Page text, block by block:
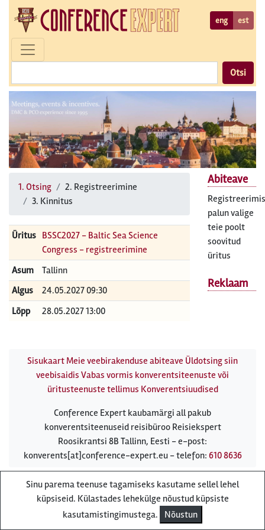
eng est
Otsi
1. Otsing
2. Registreerimine
3. Kinnitus
Üritus BSSC2027 - Baltic Sea Science
Congress - registreerimine
Asum
Tallinn
Algus
24.05.2027 09:30
Lõpp
28.05.2027 13:00
Abiteave
palun valige
teie poolt
soovitud
üritus
Reklaam
Sisukaart Meie veebirakenduse abiteave Üldotsing siin
veebisaidis Vabas vormis konverentsiteenuste või
üritusteenuste tellimus Konverentsiuudised
Conference Expert kaubamärgi all pakub
konverentsiteenuseid reisibüroo Reisiekspert
Roosikrantsi 8B Tallinn, Eesti - e-post:
konverents[at]conference-expert.eu - telefon: 610 8636
Sinu parema teenuse tagamiseks kasutame sellel lehel
küpsiseid. Külastades lehekülge nõustud küpsiste
kasutamistingimustega.
Nõustun